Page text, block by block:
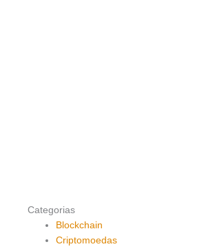
Categorias
Blockchain
Criptomoedas